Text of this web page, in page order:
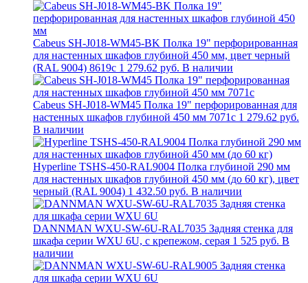
Cabeus SH-J018-WM45-BK Полка 19" перфорированная
для настенных шкафов глубиной 450 мм, цвет черный
(RAL 9004) 8619c 1 279.62 руб. В наличии
Cabeus SH-J018-WM45 Полка 19" перфорированная для
настенных шкафов глубиной 450 мм 7071c 1 279.62 руб.
В наличии
Hyperline TSHS-450-RAL9004 Полка глубиной 290 мм
для настенных шкафов глубиной 450 мм (до 60 кг), цвет
черный (RAL 9004) 1 432.50 руб. В наличии
DANNMAN WXU-SW-6U-RAL7035 Задняя стенка для
шкафа серии WXU 6U, с крепежом, серая 1 525 руб. В
наличии